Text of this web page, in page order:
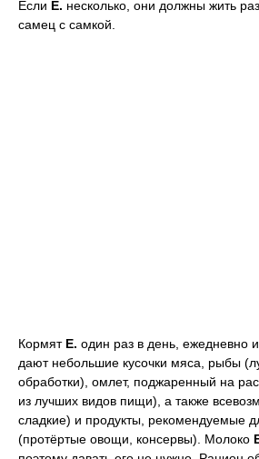
Если Е. несколько, они должны жить
самец с самкой.
Кормят Е. один раз в день, ежедневно
дают небольшие кусочки мяса, рыбы
обработки), омлет, поджаренный на
из лучших видов пищи), а также
сладкие) и продукты, рекомендуемые
(протёртые овощи, консервы). Молоко